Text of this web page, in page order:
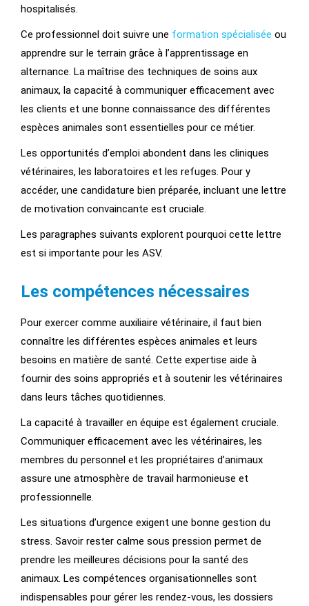
hospitalisés.
Ce professionnel doit suivre une formation spécialisée ou
apprendre sur le terrain grâce à l’apprentissage en
alternance. La maîtrise des techniques de soins aux
animaux, la capacité à communiquer efficacement avec
les clients et une bonne connaissance des différentes
espèces animales sont essentielles pour ce métier.
Les opportunités d’emploi abondent dans les cliniques
vétérinaires, les laboratoires et les refuges. Pour y
accéder, une candidature bien préparée, incluant une lettre
de motivation convaincante est cruciale.
Les paragraphes suivants explorent pourquoi cette lettre
est si importante pour les ASV.
Les compétences nécessaires
Pour exercer comme auxiliaire vétérinaire, il faut bien
connaître les différentes espèces animales et leurs
besoins en matière de santé. Cette expertise aide à
fournir des soins appropriés et à soutenir les vétérinaires
dans leurs tâches quotidiennes.
La capacité à travailler en équipe est également cruciale.
Communiquer efficacement avec les vétérinaires, les
membres du personnel et les propriétaires d’animaux
assure une atmosphère de travail harmonieuse et
professionnelle.
Les situations d’urgence exigent une bonne gestion du
stress. Savoir rester calme sous pression permet de
prendre les meilleures décisions pour la santé des
animaux. Les compétences organisationnelles sont
indispensables pour gérer les rendez-vous, les dossiers